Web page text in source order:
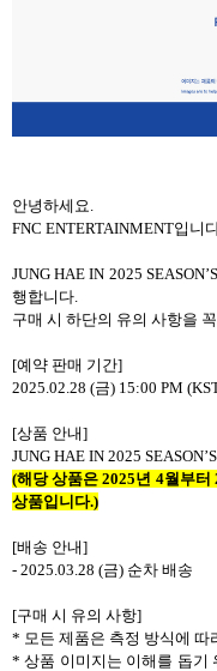
안녕하세요
FNC ENTERTAINMENT입니
JUNG HAE IN 2025 SEASON’
행합니다
구매 시 하단의 유의 사항을
[예약 판매 기간]
2025.02.28 (금) 15:00 PM
[상품 안내]
JUNG HAE IN 2025 SEASON’
(해당 상품은 2025년 4월부터
상품입니다.)
[배송 안내]
- 2025.03.28 (금) 순차 배송
[구매 시 유의 사항]
* 모든 제품은 측정 방식에
*상품 이미지는 이해를 돕기